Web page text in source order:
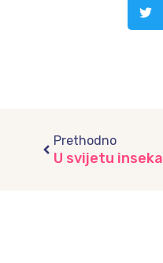
Prethodno